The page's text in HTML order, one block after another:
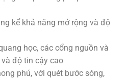
kể khả năng mở rộng và độ
học, các cổng nguồn và
độ tin cậy cao
phú, với quét bước sóng,